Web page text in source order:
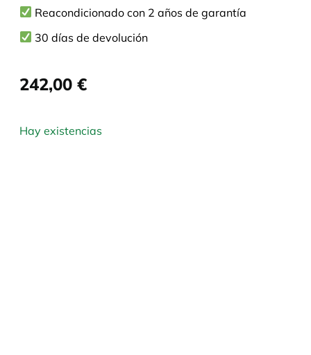
Reacondicionado con 2 años de garantía
30 días de devolución
242,00 €
Hay existencias